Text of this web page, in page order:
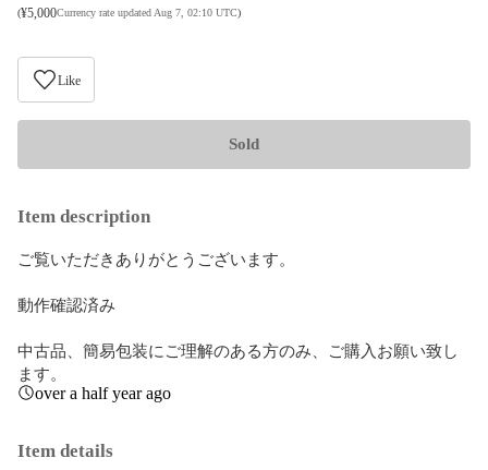
(¥5,000Currency rate updated Aug 7, 02:10 UTC)
Like
Sold
Item description
ご覧いただきありがとうございます。
動作確認済み
中古品、簡易包装にご理解のある方のみ、ご購入お願い致し
ます。
over a half year ago
Item details